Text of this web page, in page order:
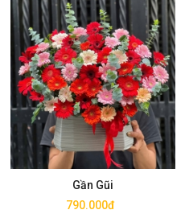
Gần Gũi
790.000đ
Mua ngay